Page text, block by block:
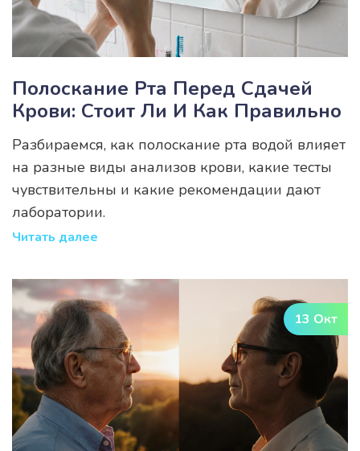
Полоскание Рта Перед Сдачей
Крови: Стоит Ли И Как Правильно
Разбираемся, как полоскание рта водой влияет
на разные виды анализов крови, какие тесты
чувствительны и какие рекомендации дают
лаборатории.
Читать далее
13 Окт